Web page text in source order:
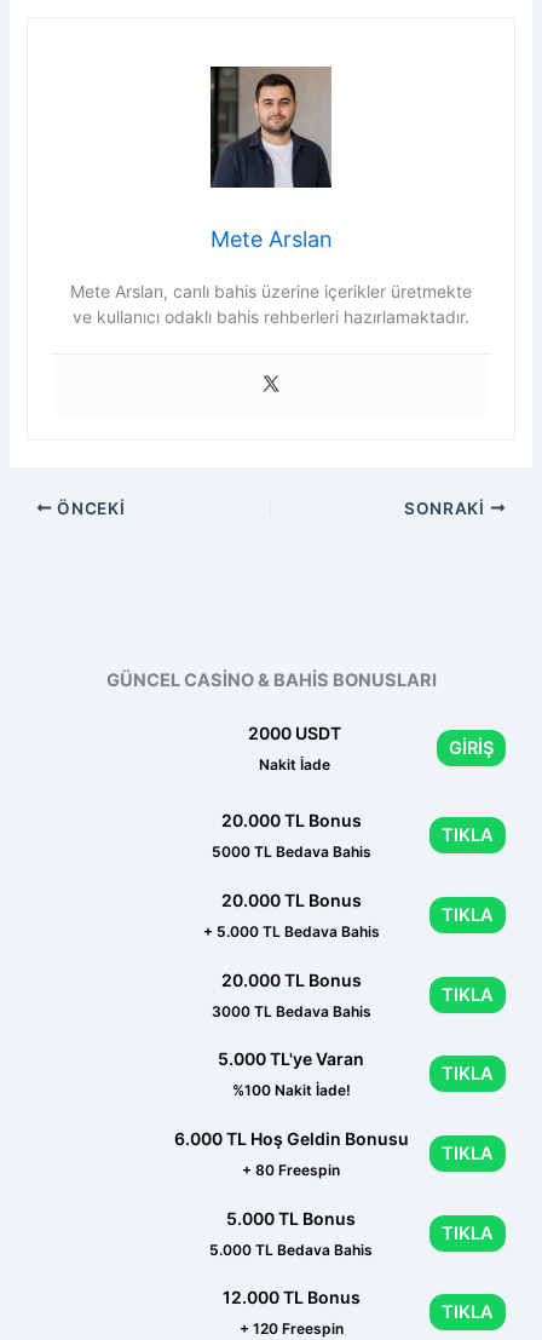
Mete Arslan
Mete Arslan, canlı bahis üzerine içerikler üretmekte
ve kullanıcı odaklı bahis rehberleri hazırlamaktadır.
ÖNCEKI SONRAKI
GÜNCEL CASİNO & BAHİS BONUSLARI
2000 USDT
Nakit İade
GİRİŞ
20.000 TL Bonus
5000 TL Bedava Bahis
TIKLA
20.000 TL Bonus
+ 5.000 TL Bedava Bahis
TIKLA
20.000 TL Bonus
3000 TL Bedava Bahis
TIKLA
5.000 TL'ye Varan
%100 Nakit İade!
TIKLA
6.000 TL Hoş Geldin Bonusu
+ 80 Freespin
TIKLA
5.000 TL Bonus
5.000 TL Bedava Bahis
TIKLA
12.000 TL Bonus
+ 120 Freespin
TIKLA